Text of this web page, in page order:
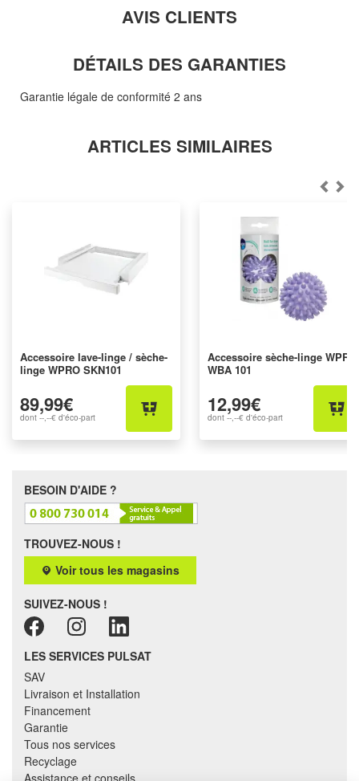
AVIS CLIENTS
DÉTAILS DES GARANTIES
Garantie légale de conformité 2 ans
ARTICLES SIMILAIRES
Accessoire lave-linge / sèche-
linge WPRO SKN101
89,99€
dont --,--€ d'éco-part
Accessoire sèche-linge WPRO
WBA 101
12,99€
dont --,--€ d'éco-part
BESOIN D'AIDE ?
TROUVEZ-NOUS !
Voir tous les magasins
SUIVEZ-NOUS !
LES SERVICES PULSAT
SAV
Livraison et Installation
Financement
Garantie
Tous nos services
Recyclage
Assistance et conseils